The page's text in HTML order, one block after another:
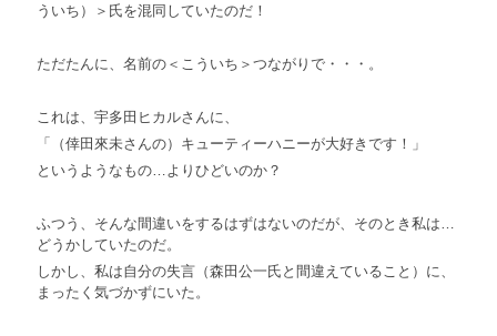
ういち）＞氏を混同していたのだ！
ただたんに、名前の＜こういち＞つながりで・・・。
これは、宇多田ヒカルさんに、
「（倖田來未さんの）キューティーハニーが大好きです！」
というようなもの…よりひどいのか？
ふつう、そんな間違いをするはずはないのだが、そのとき私は…
どうかしていたのだ。
しかし、私は自分の失言（森田公一氏と間違えていること）に、
まったく気づかずにいた。